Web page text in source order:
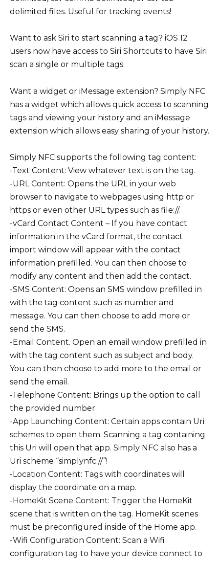
delimited files. Useful for tracking events!
Want to ask Siri to start scanning a tag? iOS 12
users now have access to Siri Shortcuts to have Siri
scan a single or multiple tags.
Want a widget or iMessage extension? Simply NFC
has a widget which allows quick access to scanning
tags and viewing your history and an iMessage
extension which allows easy sharing of your history.
Simply NFC supports the following tag content:
-Text Content: View whatever text is on the tag.
-URL Content: Opens the URL in your web
browser to navigate to webpages using http or
https or even other URL types such as file://.
-vCard Contact Content – If you have contact
information in the vCard format, the contact
import window will appear with the contact
information prefilled. You can then choose to
modify any content and then add the contact.
-SMS Content: Opens an SMS window prefilled in
with the tag content such as number and
message. You can then choose to add more or
send the SMS.
-Email Content. Open an email window prefilled in
with the tag content such as subject and body.
You can then choose to add more to the email or
send the email.
-Telephone Content: Brings up the option to call
the provided number.
-App Launching Content: Certain apps contain Uri
schemes to open them. Scanning a tag containing
this Uri will open that app. Simply NFC also has a
Uri scheme “simplynfc://”!
-Location Content: Tags with coordinates will
display the coordinate on a map.
-HomeKit Scene Content: Trigger the HomeKit
scene that is written on the tag. HomeKit scenes
must be preconfigured inside of the Home app.
-Wifi Configuration Content: Scan a Wifi
configuration tag to have your device connect to